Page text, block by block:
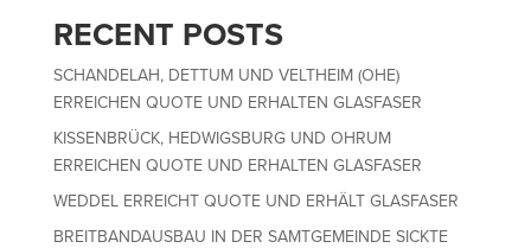
RECENT POSTS
SCHANDELAH, DETTUM UND VELTHEIM (OHE)
ERREICHEN QUOTE UND ERHALTEN GLASFASER
KISSENBRÜCK, HEDWIGSBURG UND OHRUM
ERREICHEN QUOTE UND ERHALTEN GLASFASER
WEDDEL ERREICHT QUOTE UND ERHÄLT GLASFASER
BREITBANDAUSBAU IN DER SAMTGEMEINDE SICKTE